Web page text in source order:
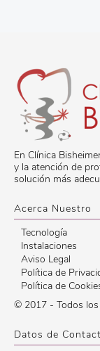
En Clínica
y la atención de
solución más
Acerca Nuestro
Tecnología
Instalaciones
Aviso Legal
Política de
Política de
© 2017 - Todos los
Datos de